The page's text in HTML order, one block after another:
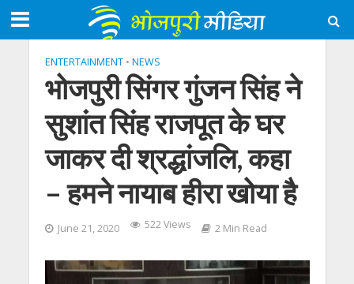
ENTERTAINMENT • NEWS
भोजपुरी सिंगर गुंजन सिंह ने
सुशांत सिंह राजपूत के घर
जाकर दी श्रद्धांजलि, कहा
– हमने नायाब हीरा खोया है
June 21, 2020 522 Views 2 Min Read